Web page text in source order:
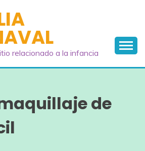
relacionado a la infancia
de